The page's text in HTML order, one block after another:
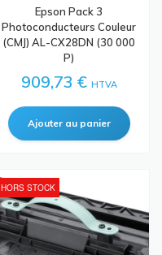
Epson Pack 3
Photoconducteurs Couleur
(CMJ) AL-CX28DN (30 000
P)
909,73 € HTVA
HORS STOCK